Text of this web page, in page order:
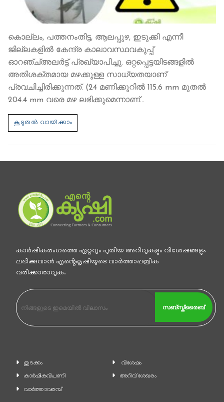
കൊല്ലം, പത്തനംതിട്ട, ആലപ്പുഴ, ഇടുക്കി എന്നീ
ജില്ലകളിൽ കേന്ദ്ര കാലാവസ്ഥവകുപ്പ്
ഓറഞ്ച്അലർട്ട് പ്രഖ്യാപിച്ചു. ഒറ്റപ്പെട്ടയിടങ്ങളിൽ
അതിശക്തമായ മഴക്കുള്ള സാധ്യതയാണ്
പ്രവചിച്ചിരിക്കുന്നത്. (24 മണിക്കൂറിൽ 115.6 mm മുതൽ
204.4 mm വരെ മഴ ലഭിക്കുമെന്നാണ്…
കാര്‍ഷികരംഗത്തെ ഏറ്റവും പുതിയ അറിവുകളും വിശേഷങ്ങളും
ലഭിക്കുവാന്‍ എൻ്റെകൃഷിയുടെ വാര്‍ത്താപ്പത്രിക
വരിക്കാരാവുക.
സബ്സ്ക്രൈബ്
തുടക്കം
കാ‍ർഷികവിപണി
വാര്‍ത്താവരമ്പ്
വിശേഷം
അറിവ് ശേഖരം